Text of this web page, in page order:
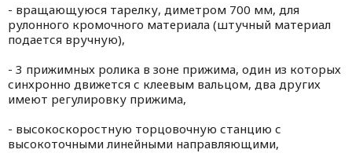
- вращающуюся тарелку, диметром 700 мм, для
рулонного кромочного материала (штучный материал
подается вручную),
- 3 прижимных ролика в зоне прижима, один из которых
синхронно движется с клеевым вальцом, два других
имеют регулировку прижима,
- высокоскоростную торцовочную станцию с
высокоточными линейными направляющими,